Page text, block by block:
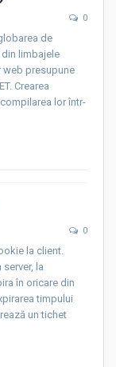
0
de
din limbajele
web presupune
Crearea
lor într-
0
la client.
la
în oricare din
timpului
un tichet